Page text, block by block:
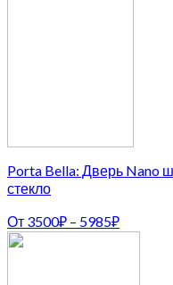
Porta Bella: Дверь Nano
стекло
От 3500₽ – 5985₽